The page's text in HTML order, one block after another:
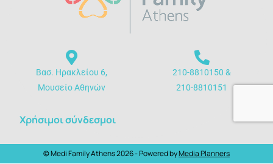
Βασ. Ηρακλείου 6,
Μουσείο Αθηνών
210-8810150 &
210-8810151
Χρήσιμοι σύνδεσμοι
© Medi Family Athens 2026 - Powered byMedia Planners